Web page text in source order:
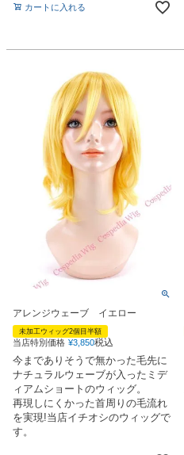
カートに入れる
アレンジウェーブ イエロー
未加工ウィッグ2個目半額
当店特別価格 ¥3,850税込
今までありそうで無かった毛先に
ナチュラルウェーブが入ったミデ
ィアムショートのウィッグ。
再現しにくかった首周りの毛流れ
を実現!当店イチオシのウィッグで
す。